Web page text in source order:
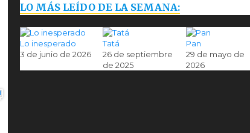
LO MÁS LEÍDO DE LA SEMANA:
Lo inesperado
3 de junio de 2026
Tatá
26 de septiembre
de 2025
Pan
29 de mayo de
2026